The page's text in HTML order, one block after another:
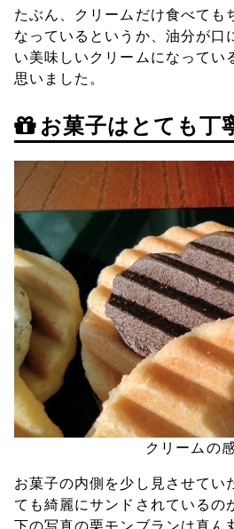
たぶん、クリームだけ食べても
なっているというか、油分が口
い美味しいクリームになってい
思いました。
お菓子はとても丁
クリームの
お菓子の内側を少し見させてい
ても綺麗にサンドされているの
下の写真の栗モンブランは真ん